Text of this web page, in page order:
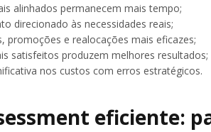
alinhados permanecem mais tempo;
direcionado às necessidades reais;
promoções e realocações mais eficazes;
satisfeitos produzem melhores resultados;
nos custos com erros estratégicos.
eficiente: